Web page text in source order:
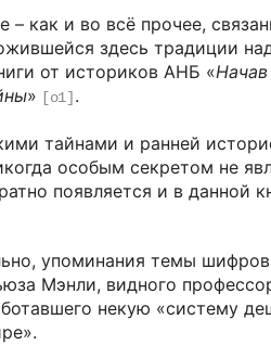
как и во всё прочее,
здесь традиции
от историков АНБ «
» [o1] .
тайнами и ранней
особым секретом не
появляется и в данной
упоминания темы
Мэнли, видного
некую «систему